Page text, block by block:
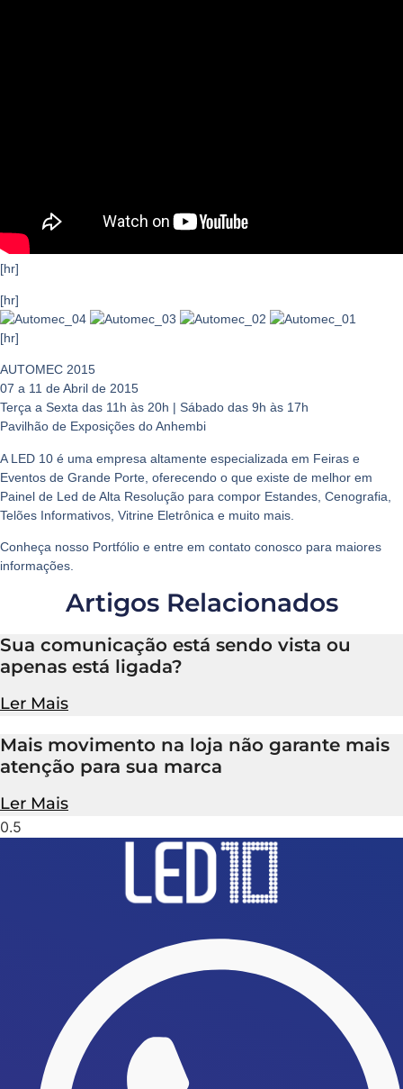
[hr]
[hr]
[hr]
AUTOMEC 2015
07 a 11 de Abril de 2015
Terça a Sexta das 11h às 20h | Sábado das 9h às 17h
Pavilhão de Exposições do Anhembi
A LED 10 é uma empresa altamente especializada em Feiras e
Eventos de Grande Porte , oferecendo o que existe de melhor em
Painel de Led de Alta Resolução para compor Estandes, Cenografia,
Telões Informativos, Vitrine Eletrônica e muito mais.
Conheça nosso Portfólio e entre em contato conosco para maiores
informações.
Artigos Relacionados
Sua comunicação está sendo vista ou
apenas está ligada?
Ler Mais
Mais movimento na loja não garante mais
atenção para sua marca
Ler Mais